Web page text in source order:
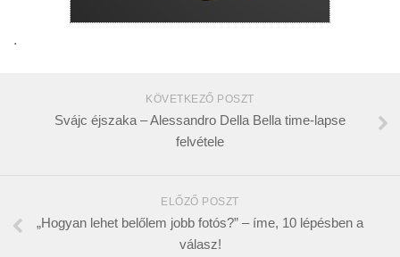
.
KÖVETKEZŐ POSZT
Svájc éjszaka – Alessandro Della Bella time-lapse
felvétele
ELŐZŐ POSZT
„Hogyan lehet belőlem jobb fotós?” – íme, 10 lépésben a
válasz!